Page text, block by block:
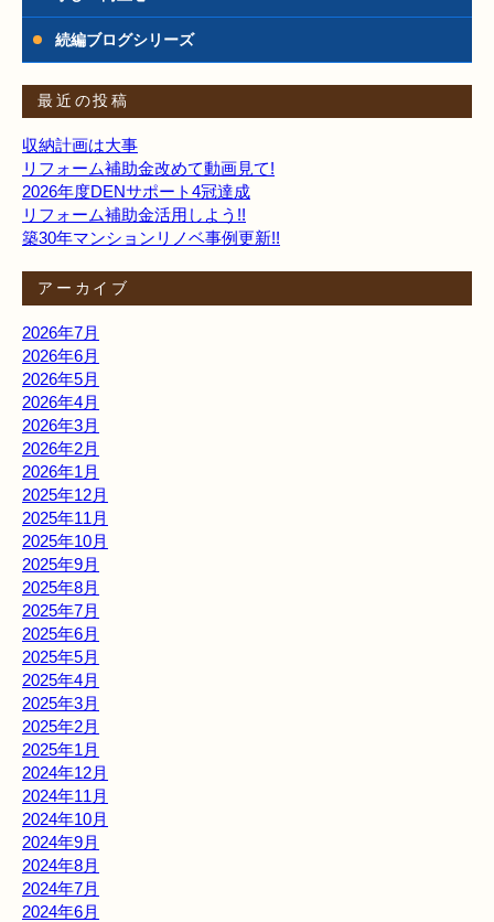
続編ブログシリーズ
最近の投稿
収納計画は大事
リフォーム補助金改めて動画見て!
2026年度DENサポート4冠達成
リフォーム補助金活用しよう!!
築30年マンションリノベ事例更新!!
アーカイブ
2026年7月
2026年6月
2026年5月
2026年4月
2026年3月
2026年2月
2026年1月
2025年12月
2025年11月
2025年10月
2025年9月
2025年8月
2025年7月
2025年6月
2025年5月
2025年4月
2025年3月
2025年2月
2025年1月
2024年12月
2024年11月
2024年10月
2024年9月
2024年8月
2024年7月
2024年6月